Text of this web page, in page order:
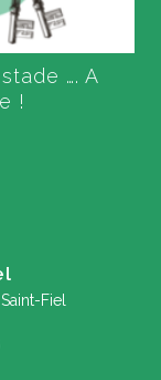
…. A
!
Fiel